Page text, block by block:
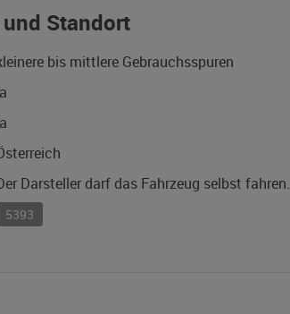
Standort
bis mittlere Gebrauchsspuren
Darsteller darf das Fahrzeug selbst fahren.
5393